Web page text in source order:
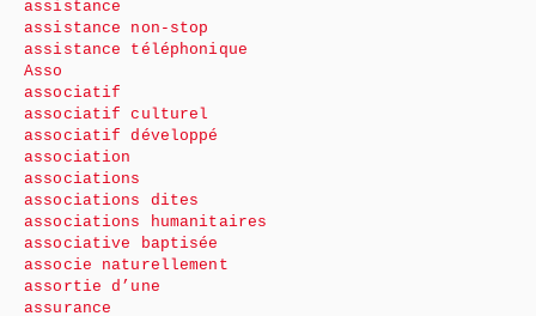
assistance
assistance non-stop
assistance téléphonique
Asso
associatif
associatif culturel
associatif développé
association
associations
associations dites
associations humanitaires
associative baptisée
associe naturellement
assortie d’une
assurance